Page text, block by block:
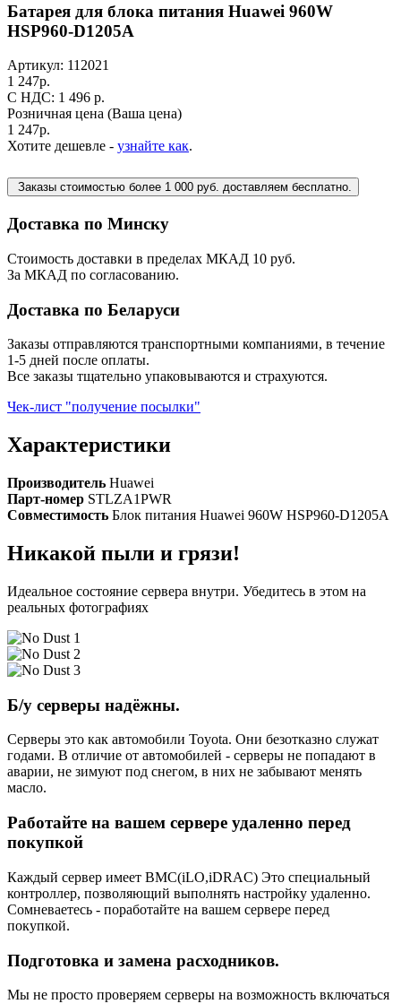
Батарея для блока питания Huawei 960W
HSP960-D1205A
Артикул: 112021
1 247р.
C НДС: 1 496 р.
Розничная цена (Ваша цена)
1 247р.
Хотите дешевле - узнайте как.
Заказы стоимостью более 1 000 руб. доставляем бесплатно.
Доставка по Минску
Стоимость доставки в пределах МКАД 10 руб.
За МКАД по согласованию.
Доставка по Беларуси
Заказы отправляются транспортными компаниями, в течение
1-5 дней после оплаты.
Все заказы тщательно упаковываются и страхуются.
Чек-лист "получение посылки"
Характеристики
Производитель Huawei
Парт-номер STLZA1PWR
Совместимость Блок питания Huawei 960W HSP960-D1205A
Никакой пыли и грязи!
Идеальное состояние сервера внутри. Убедитесь в этом на
реальных фотографиях
Б/у серверы надёжны.
Серверы это как автомобили Toyota. Они безотказно служат
годами. В отличие от автомобилей - серверы не попадают в
аварии, не зимуют под снегом, в них не забывают менять
масло.
Работайте на вашем сервере удаленно перед
покупкой
Каждый сервер имеет BMC(iLO,iDRAC) Это специальный
контроллер, позволяющий выполнять настройку удаленно.
Сомневаетесь - поработайте на вашем сервере перед
покупкой.
Подготовка и замена расходников.
Мы не просто проверяем серверы на возможность включаться